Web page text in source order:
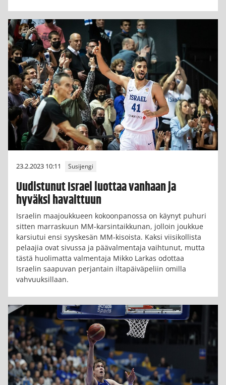
23.2.2023 10:11 Susijengi
Uudistunut Israel luottaa vanhaan ja
hyväksi havaittuun
Israelin maajoukkueen kokoonpanossa on käynyt puhuri
sitten marraskuun MM-karsintaikkunan, jolloin joukkue
karsiutui ensi syyskesän MM-kisoista. Kaksi viisikollista
pelaajia ovat sivussa ja päävalmentaja vaihtunut, mutta
tästä huolimatta valmentaja Mikko Larkas odottaa
Israelin saapuvan perjantain iltapäiväpeliin omilla
vahvuuksillaan.